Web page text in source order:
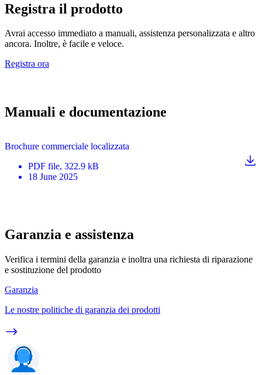
Registra il prodotto
Avrai accesso immediato a manuali, assistenza personalizzata e altro
ancora. Inoltre, è facile e veloce.
Registra ora
Manuali e documentazione
Brochure commerciale localizzata
PDF file, 322.9 kB
18 June 2025
Garanzia e assistenza
Verifica i termini della garanzia e inoltra una richiesta di riparazione
e sostituzione del prodotto
Garanzia
Le nostre politiche di garanzia dei prodotti